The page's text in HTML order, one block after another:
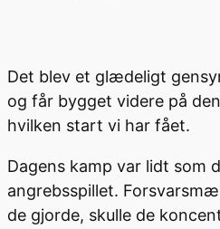
Det blev et glædeligt
og får bygget videre på
hvilken start vi har fået.
Dagens kamp var lidt som
angrebsspillet.
de gjorde, skulle de